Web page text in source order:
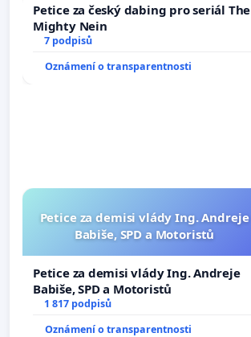
Petice za český dabing pro seriál The
Mighty Nein
7 podpisů
Oznámení o transparentnosti
Petice za demisi vlády Ing. Andreje
Babiše, SPD a Motoristů
Petice za demisi vlády Ing. Andreje
Babiše, SPD a Motoristů
1 817 podpisů
Oznámení o transparentnosti